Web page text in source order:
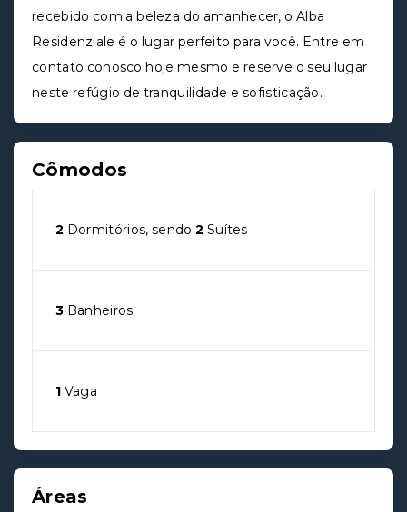
recebido com a beleza do amanhecer, o Alba
Residenziale é o lugar perfeito para você. Entre em
contato conosco hoje mesmo e reserve o seu lugar
neste refúgio de tranquilidade e sofisticação.
Cômodos
2 Dormitórios, sendo2 Suítes
3 Banheiros
1 Vaga
Áreas